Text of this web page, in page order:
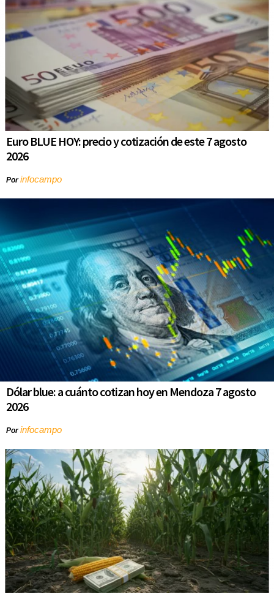
Euro BLUE HOY: precio y cotización de este 7 agosto
2026
Porinfocampo
Dólar blue: a cuánto cotizan hoy en Mendoza 7 agosto
2026
Porinfocampo